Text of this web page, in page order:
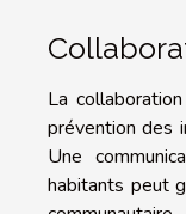
La
prévention des
Une
habitants peut